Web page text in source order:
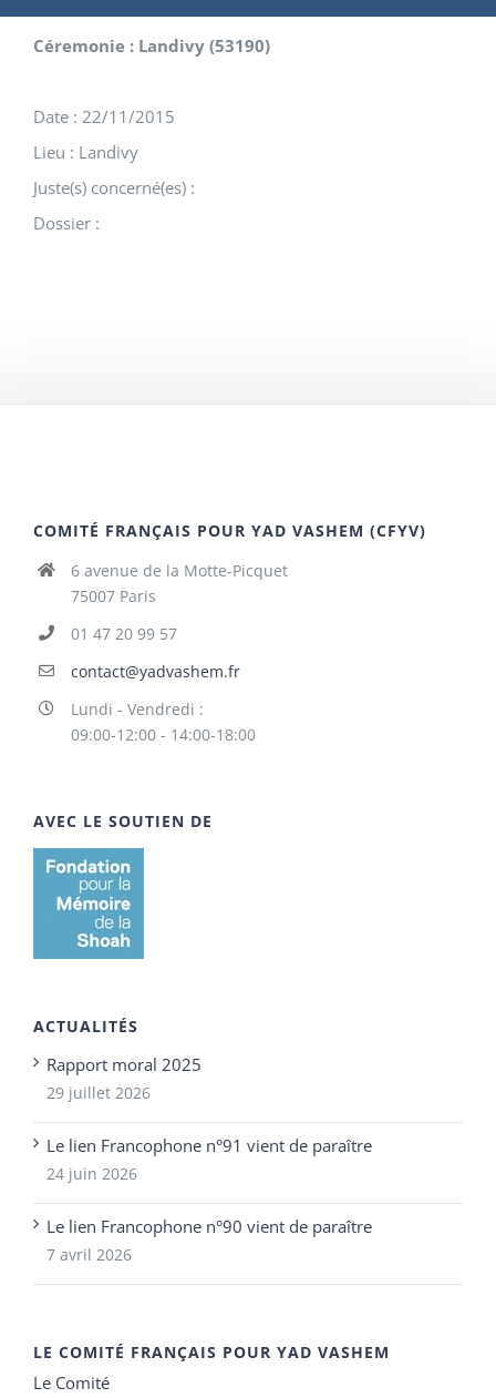
Céremonie : Landivy (53190)
Date : 22/11/2015
Lieu : Landivy
Juste(s) concerné(es) :
Dossier :
COMITÉ FRANÇAIS POUR YAD VASHEM (CFYV)
6 avenue de la Motte-Picquet
75007 Paris
01 47 20 99 57
contact@yadvashem.fr
Lundi - Vendredi :
09:00-12:00 - 14:00-18:00
AVEC LE SOUTIEN DE
ACTUALITÉS
Rapport moral 2025
29 juillet 2026
Le lien Francophone n°91 vient de paraître
24 juin 2026
Le lien Francophone n°90 vient de paraître
7 avril 2026
LE COMITÉ FRANÇAIS POUR YAD VASHEM
Le Comité